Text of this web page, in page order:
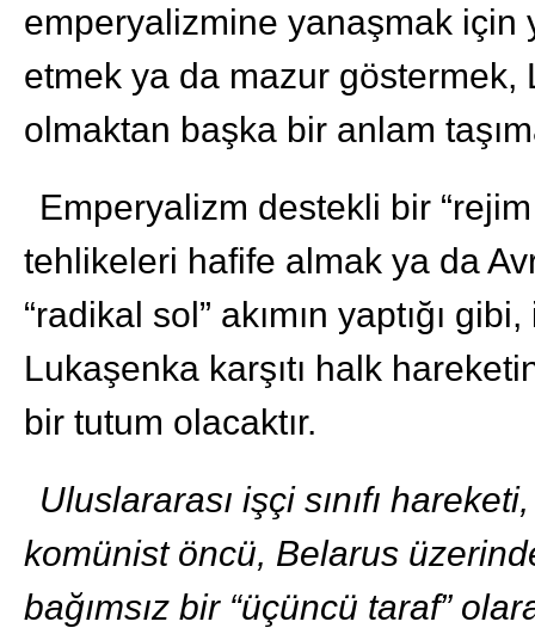
emperyalizmine yanaşmak için
etmek ya da mazur göstermek,
olmaktan başka bir anlam
Emperyalizm destekli bir
tehlikeleri hafife almak ya da
“radikal sol” akımın yaptığı
Lukaşenka karşıtı halk
bir tutum olacaktır.
Uluslararası işçi sınıfı
komünist öncü, Belarus
bağımsız bir “üçüncü taraf”